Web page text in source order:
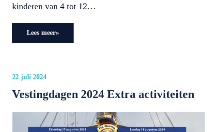
kinderen van 4 tot 12…
Lees meer»
22 juli 2024
Vestingdagen 2024 Extra activiteiten